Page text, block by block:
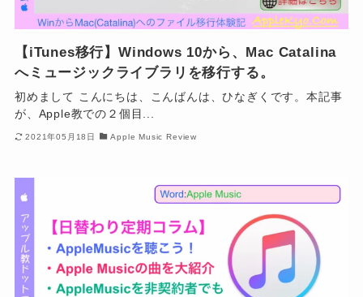
【iTunes移行】Windows 10から、Mac Catalina
へミュージックライブラリを移行する。
初めまして こんにちは、こんばんは、ひなぎくです。本記事
が、Apple教での２個目...
2021年05月18日 Apple Music Review